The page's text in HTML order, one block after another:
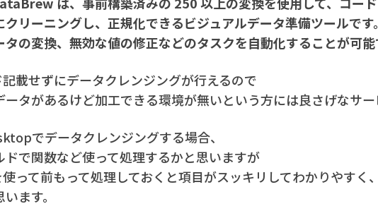
クリーニングし、正規化できるビジュアルデータ準備ツールで
の変換、無効な値の修正などのタスクを自動化することが可能
載せずにデータクレンジングが行えるので
ータがあるけど加工できる環境が無いという方には良さげなサー
でデータクレンジングする場合、
ドで関数など使って処理するかと思いますが
って前もって処理しておくと項目がスッキリしてわかりやすく
ます。